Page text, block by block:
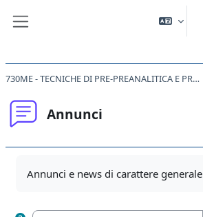
730ME - TECNICHE DI PRE-PREANALITICA E PRELIEVO 2020
Annunci
Annunci e news di carattere generale